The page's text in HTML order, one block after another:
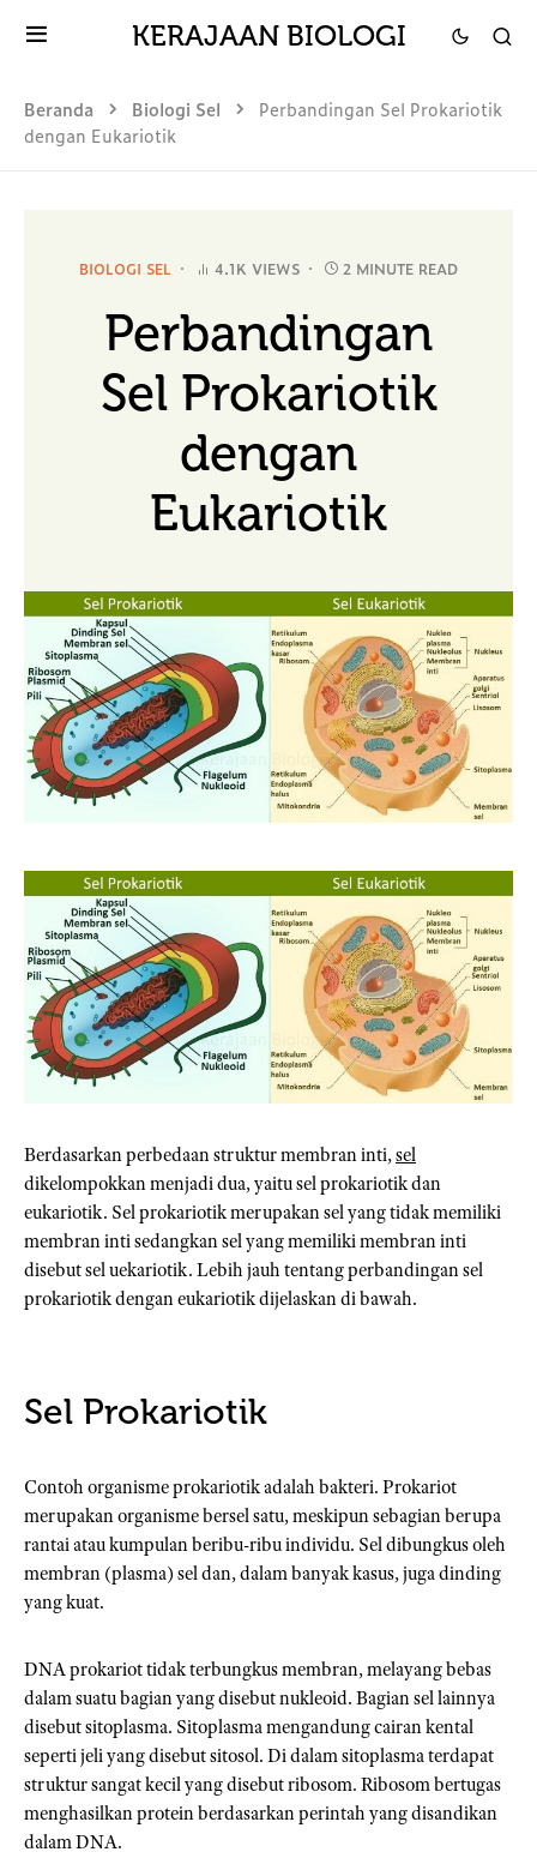
KERAJAAN BIOLOGI
Beranda Biologi Sel
Perbandingan Sel Prokariotik
dengan Eukariotik
BIOLOGI SEL 4.1K VIEWS 2 MINUTE READ
Perbandingan
Sel Prokariotik
dengan
Eukariotik
Berdasarkan perbedaan struktur membran inti,sel
dikelompokkan menjadi dua, yaitu sel prokariotik dan
eukariotik. Sel prokariotik merupakan sel yang tidak memiliki
membran inti sedangkan sel yang memiliki membran inti
disebut sel uekariotik. Lebih jauh tentang perbandingan sel
prokariotik dengan eukariotik dijelaskan di bawah.
Sel Prokariotik
Contoh organisme prokariotik adalah bakteri. Prokariot
merupakan organisme bersel satu, meskipun sebagian berupa
rantai atau kumpulan beribu-ribu individu. Sel dibungkus oleh
membran (plasma) sel dan, dalam banyak kasus, juga dinding
yang kuat.
DNA prokariot tidak terbungkus membran, melayang bebas
dalam suatu bagian yang disebut nukleoid. Bagian sel lainnya
disebut sitoplasma. Sitoplasma mengandung cairan kental
seperti jeli yang disebut sitosol. Di dalam sitoplasma terdapat
struktur sangat kecil yang disebut ribosom. Ribosom bertugas
menghasilkan protein berdasarkan perintah yang disandikan
dalam DNA.